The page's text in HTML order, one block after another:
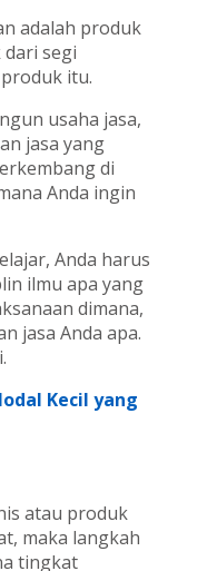
adalah produk
segi
itu.
usaha jasa,
jasa yang
di
Anda ingin
Anda harus
ilmu apa yang
dimana,
jasa Anda apa.
Kecil yang
atau produk
maka langkah
tingkat